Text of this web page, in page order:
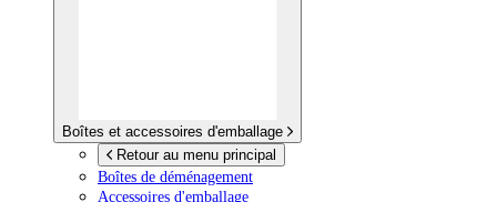
Boîtes et accessoires d'emballage
Retour au menu principal
Boîtes de déménagement
Accessoires d'emballage